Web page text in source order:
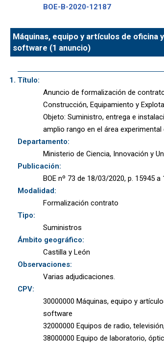
BOE-B-2020-12187
Máquinas, equipo y artículos de
software (1 anuncio)
Título:
Anuncio de formalización de
Construcción, Equipamiento y
Objeto: Suministro, entrega e
amplio rango en el área experimental
Departamento:
Ministerio de Ciencia, Innovación y
Publicación:
BOE nº 73 de 18/03/2020, p. 15945 a
Modalidad:
Formalización contrato
Tipo:
Suministros
Ámbito geográfico:
Castilla y León
Observaciones:
Varias adjudicaciones.
CPV:
30000000 Máquinas, equipo y
software
32000000 Equipos de radio,
38000000 Equipo de laboratorio,